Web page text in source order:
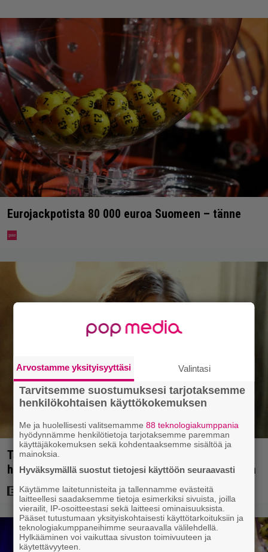
Eurojackpotista 80 000 euroa Suomeen – tänne
Tänän tv:ssä: Esko Salminen ja Satu Silvo tekevät
hienot pääroolit vuoden 1984 menestyselokuvassa
Arvostamme yksityisyyttäsi Valintasi
Tarvitsemme suostumuksesi tarjotaksemme
henkilökohtaisen käyttökokemuksen
Me ja huolellisesti valitsemamme88 teknologiakumppania
hyödynnämme henkilötietoja tarjotaksemme paremman
käyttäjäkokemuksen sekä kohdentaaksemme sisältöä ja
mainoksia.
Hyväksymällä suostut tietojesi käyttöön seuraavasti
Käytämme laitetunnisteita ja tallennamme evästeitä
laitteellesi saadaksemme tietoja esimerkiksi sivuista, joilla
vierailit, IP-osoitteestasi sekä laitteesi ominaisuuksista.
Pääset tutustumaan yksityiskohtaisesti käyttötarkoituksiin ja
teknologiakumppaneihimme seuraavalla välilehdellä.
Hylkääminen voi vaikuttaa sivuston toimivuuteen ja
käytettävyyteen.